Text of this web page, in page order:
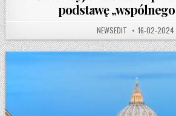
podstawę
AUTHOR:
NEWSEDIT PUBLISHED
16-02-2024